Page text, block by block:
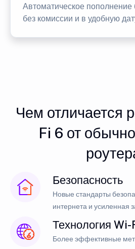
Автоматическое пополнение
без комиссии и в удобную
Чем отличается
Fi 6 от
Безопасность
Новые стандарты
интернета и усиленная
Технология Wi-
Более эффективные